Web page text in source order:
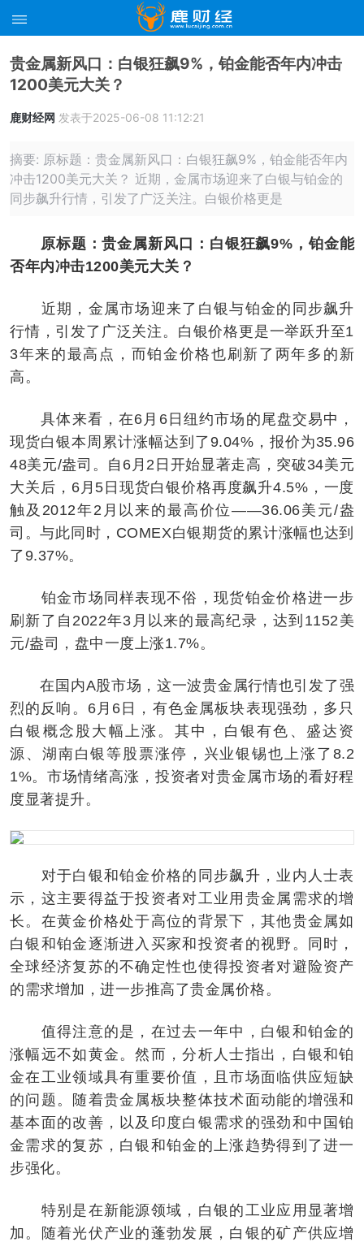
贵金属新风口：白银狂飙9%，铂金能否年内冲击
1200美元大关？
鹿财经网 发表于2025-06-08 11:12:21
摘要: 原标题：贵金属新风口：白银狂飙9%，铂金能否年内
冲击1200美元大关？ 近期，金属市场迎来了白银与铂金的
同步飙升行情，引发了广泛关注。白银价格更是
原标题：贵金属新风口：白银狂飙9%，铂金能
否年内冲击1200美元大关？
近期，金属市场迎来了白银与铂金的同步飙升
行情，引发了广泛关注。白银价格更是一举跃升至1
3年来的最高点，而铂金价格也刷新了两年多的新
高。
具体来看，在6月6日纽约市场的尾盘交易中，
现货白银本周累计涨幅达到了9.04%，报价为35.96
48美元/盎司。自6月2日开始显著走高，突破34美元
大关后，6月5日现货白银价格再度飙升4.5%，一度
触及2012年2月以来的最高价位——36.06美元/盎
司。与此同时，COMEX白银期货的累计涨幅也达到
了9.37%。
铂金市场同样表现不俗，现货铂金价格进一步
刷新了自2022年3月以来的最高纪录，达到1152美
元/盎司，盘中一度上涨1.7%。
在国内A股市场，这一波贵金属行情也引发了强
烈的反响。6月6日，有色金属板块表现强劲，多只
白银概念股大幅上涨。其中，白银有色、盛达资
源、湖南白银等股票涨停，兴业银锡也上涨了8.2
1%。市场情绪高涨，投资者对贵金属市场的看好程
度显著提升。
对于白银和铂金价格的同步飙升，业内人士表
示，这主要得益于投资者对工业用贵金属需求的增
长。在黄金价格处于高位的背景下，其他贵金属如
白银和铂金逐渐进入买家和投资者的视野。同时，
全球经济复苏的不确定性也使得投资者对避险资产
的需求增加，进一步推高了贵金属价格。
值得注意的是，在过去一年中，白银和铂金的
涨幅远不如黄金。然而，分析人士指出，白银和铂
金在工业领域具有重要价值，且市场面临供应短缺
的问题。随着贵金属板块整体技术面动能的增强和
基本面的改善，以及印度白银需求的强劲和中国铂
金需求的复苏，白银和铂金的上涨趋势得到了进一
步强化。
特别是在新能源领域，白银的工业应用显著增
加。随着光伏产业的蓬勃发展，白银的矿产供应增